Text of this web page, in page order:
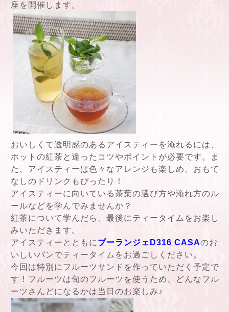
座を開催します。
おいしくて透明感のあるアイスティーを淹れるには、
ホットの紅茶と違ったコツやポイントが必要です。ま
た、アイスティーは色々なアレンジも楽しめ、おもて
なしのドリンクもぴったり！
アイスティーに向いている茶葉の選び方や淹れ方のル
ールなどを学んでみませんか？
紅茶について学んだら、最後にティータイムをお楽し
みいただきます。
アイスティーとともに ブーランジェD316 CASAのお
いしいパンでティータイムをお過ごしください。
今回は特別にフルーツサンドを作っていただく予定で
す！フルーツは旬のフルーツを使うため、どんなフル
ーツさんどになるかは当日のお楽しみ♪